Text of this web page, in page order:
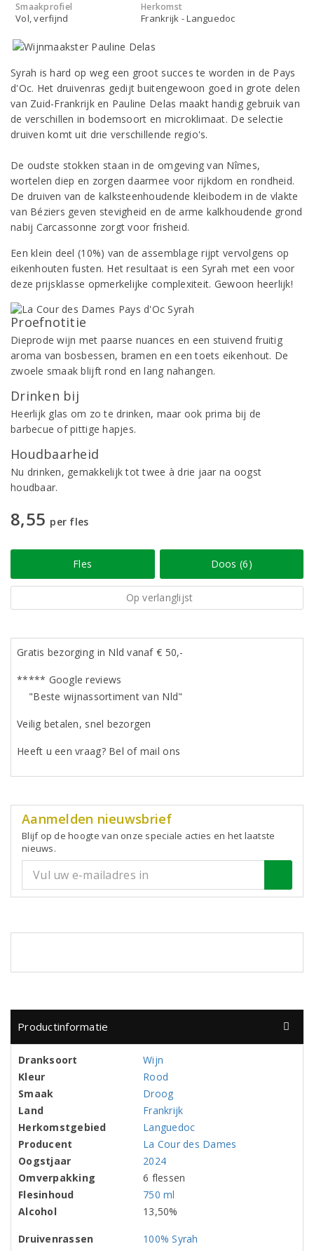
Smaakprofiel
Vol, verfijnd
Herkomst
Frankrijk - Languedoc
Syrah is hard op weg een groot succes te worden in de Pays
d'Oc. Het druivenras gedijt buitengewoon goed in grote delen
van Zuid-Frankrijk en Pauline Delas maakt handig gebruik van
de verschillen in bodemsoort en microklimaat. De selectie
druiven komt uit drie verschillende regio's.
De oudste stokken staan in de omgeving van Nîmes,
wortelen diep en zorgen daarmee voor rijkdom en rondheid.
De druiven van de kalksteenhoudende kleibodem in de vlakte
van Béziers geven stevigheid en de arme kalkhoudende grond
nabij Carcassonne zorgt voor frisheid.
Een klein deel (10%) van de assemblage rijpt vervolgens op
eikenhouten fusten. Het resultaat is een Syrah met een voor
deze prijsklasse opmerkelijke complexiteit. Gewoon heerlijk!
Proefnotitie
Dieprode wijn met paarse nuances en een stuivend fruitig
aroma van bosbessen, bramen en een toets eikenhout. De
zwoele smaak blijft rond en lang nahangen.
Drinken bij
Heerlijk glas om zo te drinken, maar ook prima bij de
barbecue of pittige hapjes.
Houdbaarheid
Nu drinken, gemakkelijk tot twee à drie jaar na oogst
houdbaar.
8,55 per fles
Fles Doos (6)
Op verlanglijst
Gratis bezorging in Nld vanaf € 50,-
***** Google reviews
"Beste wijnassortiment van Nld"
Veilig betalen, snel bezorgen
Heeft u een vraag? Bel of mail ons
Aanmelden nieuwsbrief
Blijf op de hoogte van onze speciale acties en het laatste
nieuws.
Productinformatie
Dranksoort
Wijn
Kleur
Rood
Smaak
Droog
Land
Frankrijk
Herkomstgebied
Languedoc
Producent
La Cour des Dames
Oogstjaar
2024
Omverpakking
6 flessen
Flesinhoud
750 ml
Alcohol
13,50%
Druivenrassen
100% Syrah